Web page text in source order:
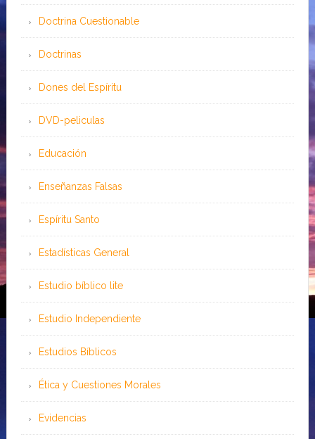
Doctrina Cuestionable
Doctrinas
Dones del Espíritu
DVD-peliculas
Educación
Enseñanzas Falsas
Espíritu Santo
Estadísticas General
Estudio bíblico lite
Estudio Independiente
Estudios Bíblicos
Ética y Cuestiones Morales
Evidencias